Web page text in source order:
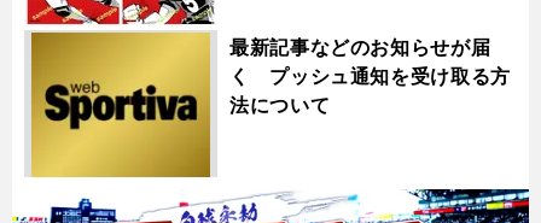
最新記事などのお知らせが届
く プッシュ通知を受け取る方
法について